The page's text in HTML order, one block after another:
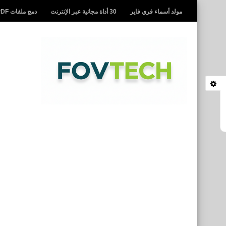
مولد أسماء فري فاير 30 أداة مجانية عبر الإنترنت دمج ملفات PDF